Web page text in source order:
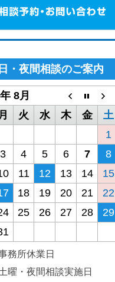
・夜間相談のご案内
8月
月 火 水 木 金
土
1
3 4 5 6 7
8
11 12 13 14
15
18 19 20 21
22
25 26 27 28
29
務所休業日
曜・夜間相談実施日